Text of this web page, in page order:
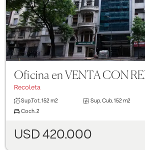
Recoleta
Sup.Tot. 152 m2 Sup. Cub. 152 m2
Coch. 2
USD 420.000